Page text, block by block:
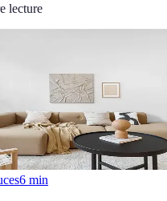
lecture
6 min